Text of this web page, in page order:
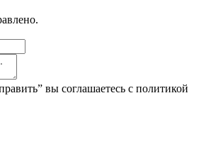
вы соглашаетесь с политикой